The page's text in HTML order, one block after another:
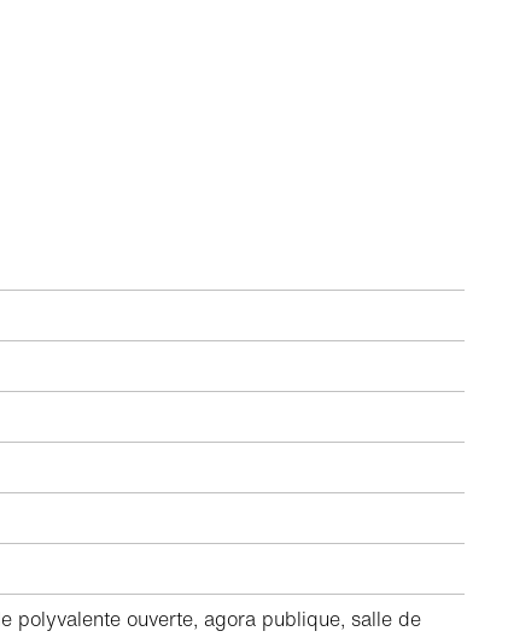
polyvalente ouverte, agora publique, salle de